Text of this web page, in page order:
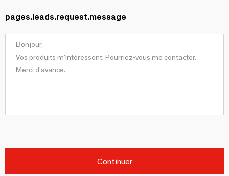
pages.leads.request.message
Continuer